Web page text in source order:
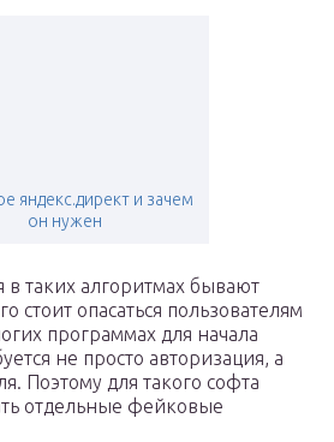
яндекс.директ и зачем
он нужен
таких алгоритмах бывают
стоит опасаться пользователям
программах для начала
не просто авторизация, а
Поэтому для такого софта
отдельные фейковые